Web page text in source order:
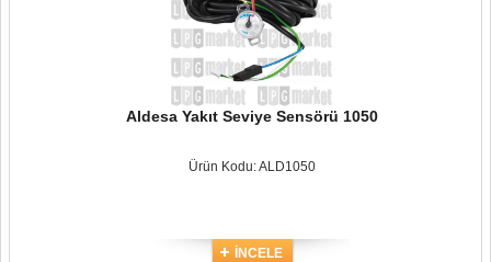
Aldesa Yakıt Seviye Sensörü 1050
Ürün Kodu: ALD1050
İNCELE